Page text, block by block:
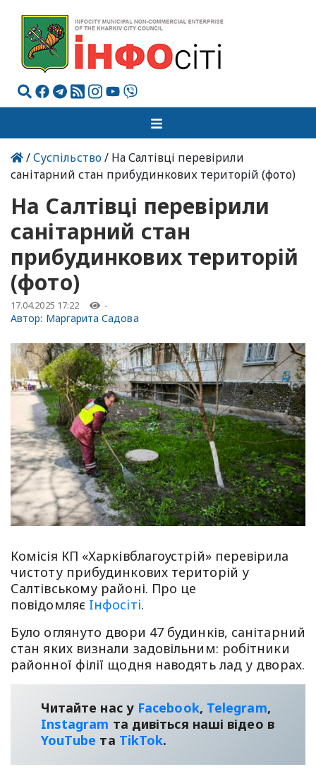
/Суспільство/ На Салтівці перевірили
санітарний стан прибудинкових територій (фото)
На Салтівці перевірили
санітарний стан
прибудинкових територій
(фото)
17.04.2025 17:22 -
Автор: Маргарита Садова
Комісія КП «Харківблагоустрій» перевірила
чистоту прибудинкових територій у
Салтівському районі. Про це
повідомляє Iнфосiтi.
Було оглянуто двори 47 будинків, санітарний
стан яких визнали задовільним: робітники
районної філії щодня наводять лад у дворах.
Читайте нас у Facebook, Telegram,
Instagram та дивіться наші відео в
YouТube та TikTok.